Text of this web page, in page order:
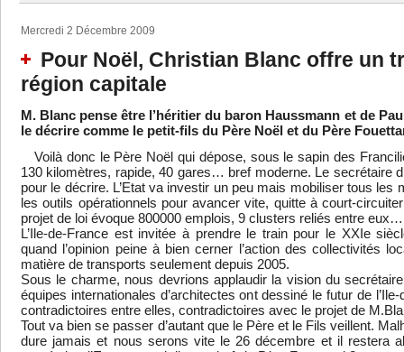
Mercredi 2 Décembre 2009
Pour Noël, Christian Blanc offre un
région capitale
M. Blanc pense être l’héritier du baron Haussmann et de
le décrire comme le petit-fils du Père Noël et du Père
Voilà donc le Père Noël qui dépose, sous le sapin des
130 kilomètres, rapide, 40 gares… bref moderne. Le secrétaire
pour le décrire. L’Etat va investir un peu mais mobiliser tous les
les outils opérationnels pour avancer vite, quitte à court-
projet de loi évoque 800000 emplois, 9 clusters reliés entre eux…
L’Ile-de-France est invitée à prendre le train pour le XXIe
quand l’opinion peine à bien cerner l’action des collectivités
matière de transports seulement depuis 2005.
Sous le charme, nous devrions applaudir la vision du
équipes internationales d’architectes ont dessiné le futur de
contradictoires entre elles, contradictoires avec le projet de
Tout va bien se passer d’autant que le Père et le Fils veillent.
dure jamais et nous serons vite le 26 décembre et il restera